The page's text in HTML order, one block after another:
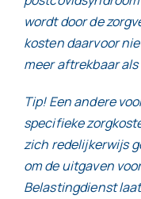
wordt door de
kosten daarvoor
meer aftrekbaar
Tip! Een andere
specifieke
zich redelijkerwijs
om de uitgaven
Belastingdienst